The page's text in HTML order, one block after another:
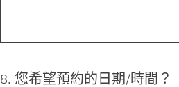
Question
8. 您希望預約的日期/時間？